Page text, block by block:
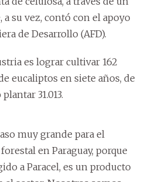
a su vez, contó con el apoyo
de Desarrollo (AFD).
es lograr cultivar 162
eucaliptos en siete años, de
31.013.
muy grande para el
en Paraguay, porque
a Paracel, es un producto